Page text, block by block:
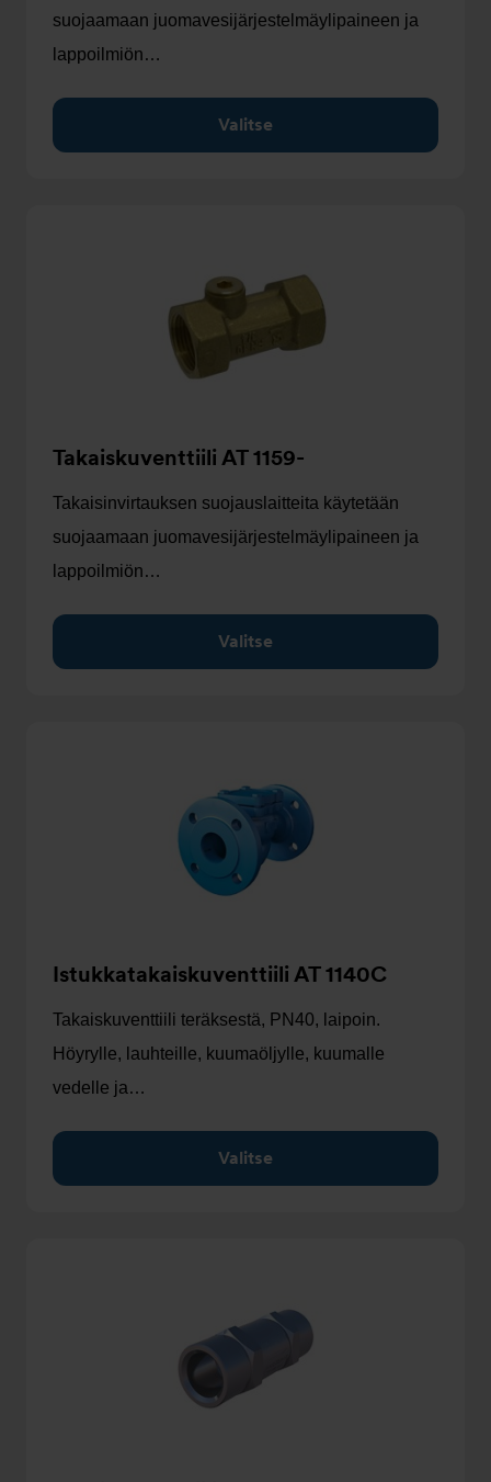
suojaamaan juomavesijärjestelmäylipaineen ja
lappoilmiön…
Valitse
Takaiskuventtiili AT 1159-
Takaisinvirtauksen suojauslaitteita käytetään
suojaamaan juomavesijärjestelmäylipaineen ja
lappoilmiön…
Valitse
Istukkatakaiskuventtiili AT 1140C
Takaiskuventtiili teräksestä, PN40, laipoin.
Höyrylle, lauhteille, kuumaöljylle, kuumalle
vedelle ja…
Valitse